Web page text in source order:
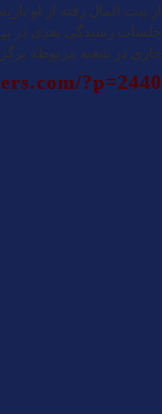
از بیت المال رفته از او
جلسات رسیدگی بعدی در
جاری در شعبه مربوطه
?p=2440